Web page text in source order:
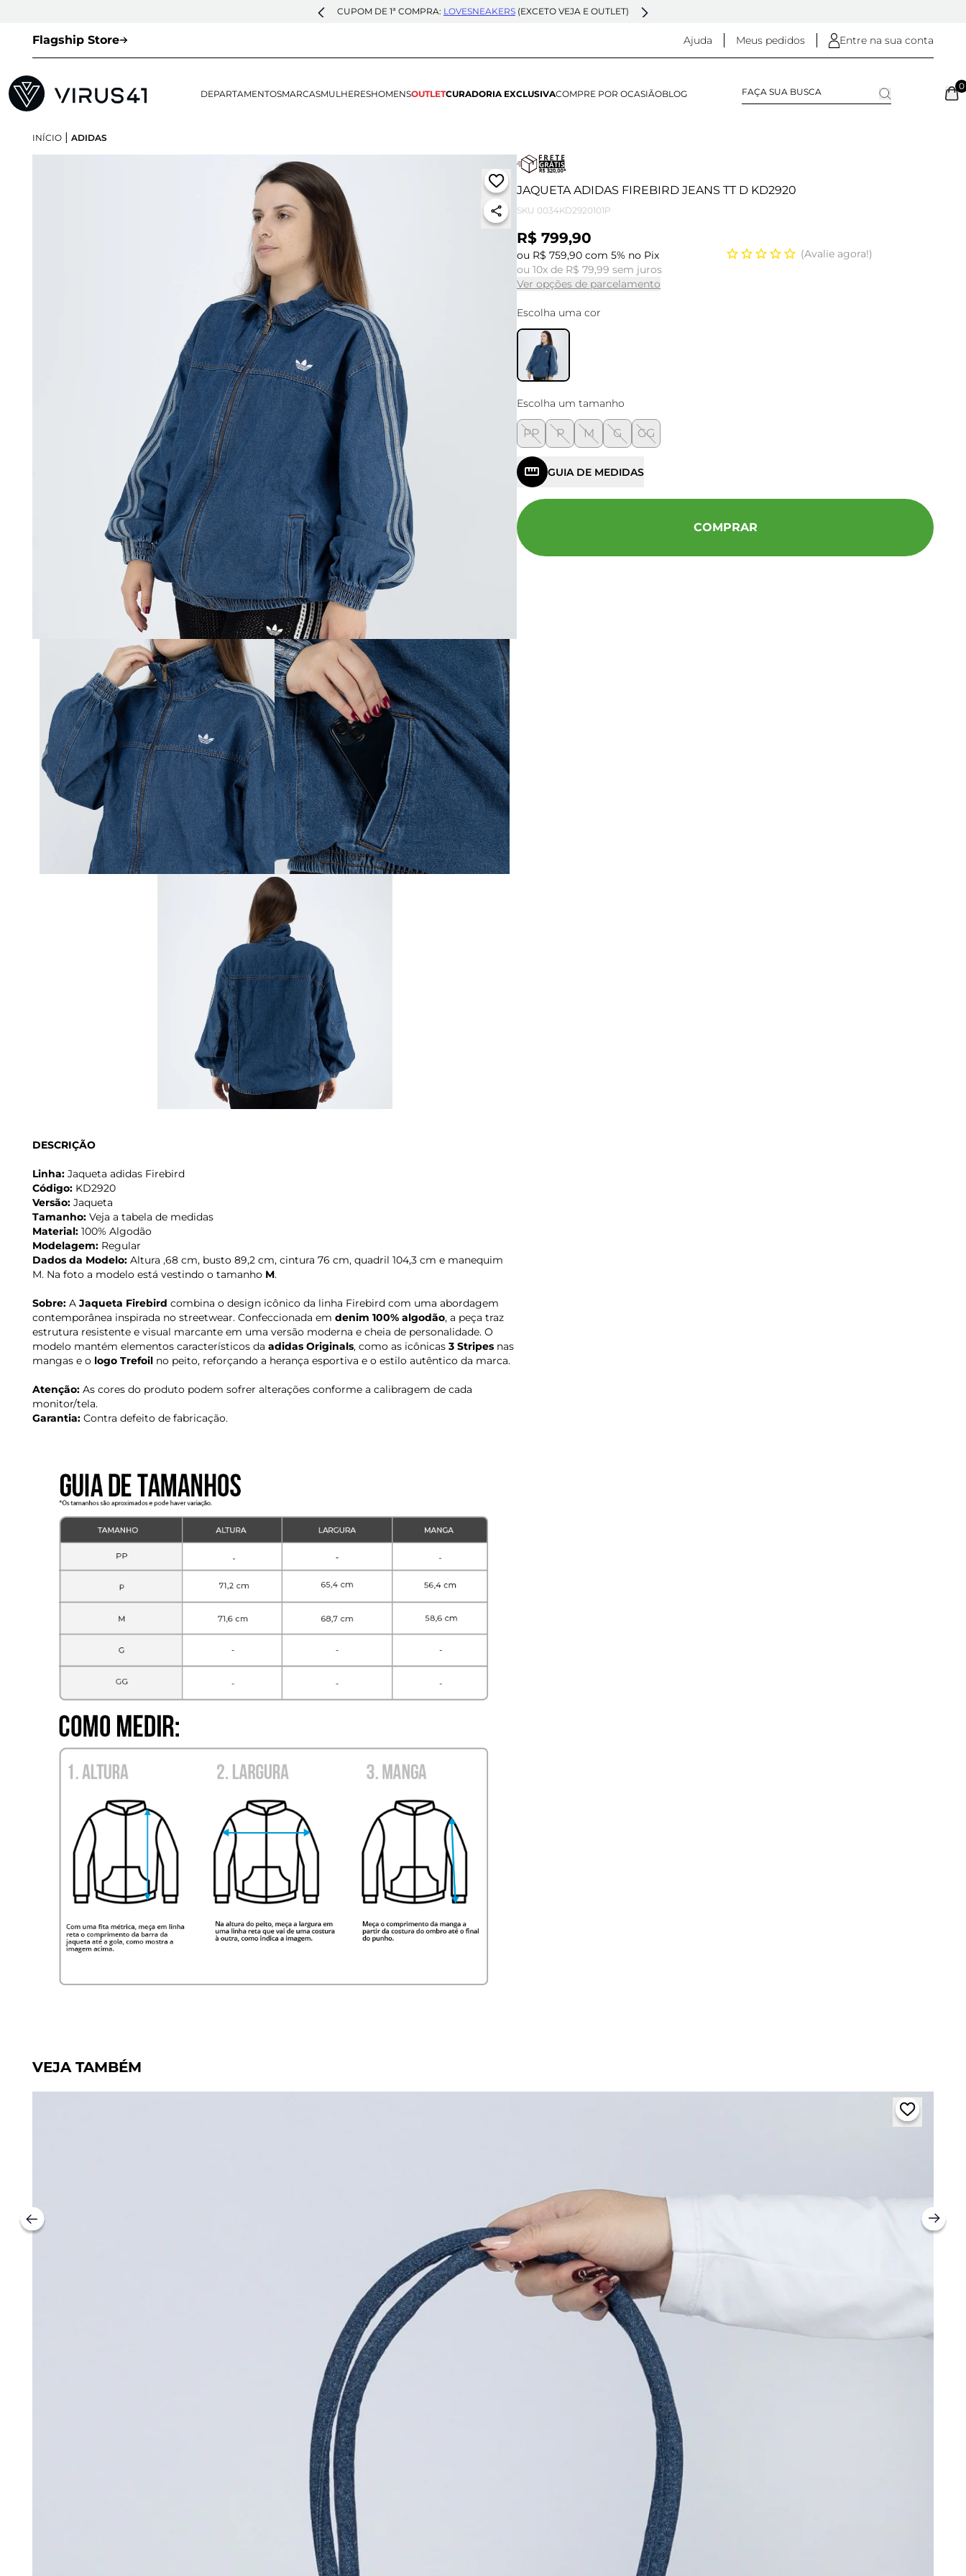
CUPOM DE 1ª COMPRA: LOVESNEAKERS (EXCETO VEJA E OUTLET)
Flagship Store Ajuda Meus pedidos Entre na sua conta
DEPARTAMENTOSMARCASMULHERESHOMENSOUTLETCURADORIA EXCLUSIVACOMPRE POR OCASIÃOBLOG
0
INÍCIO | ADIDAS
DESCRIÇÃO
Linha: Jaqueta adidas Firebird
Código: KD2920
Versão: Jaqueta
Tamanho: Veja a tabela de medidas
Material: 100% Algodão
Modelagem: Regular
Dados da Modelo: Altura ,68 cm, busto 89,2 cm, cintura 76 cm, quadril 104,3 cm e manequim
M. Na foto a modelo está vestindo o tamanho M.
Sobre: A Jaqueta Firebird combina o design icônico da linha Firebird com uma abordagem
contemporânea inspirada no streetwear. Confeccionada em denim 100% algodão, a peça traz
estrutura resistente e visual marcante em uma versão moderna e cheia de personalidade. O
modelo mantém elementos característicos da adidas Originals, como as icônicas 3 Stripes nas
mangas e o logo Trefoil no peito, reforçando a herança esportiva e o estilo autêntico da marca.
Atenção: As cores do produto podem sofrer alterações conforme a calibragem de cada
monitor/tela.
Garantia: Contra defeito de fabricação.
JAQUETA ADIDAS FIREBIRD JEANS TT D KD2920
SKU 0034KD2920101P
R$ 799,90
ou R$ 759,90 com 5% no Pix
ou 10x de R$ 79,99 sem juros
Ver opções de parcelamento
Avalie agora!
Escolha uma cor
Escolha um tamanho
PP P M G GG
GUIA DE MEDIDAS
COMPRAR
VEJA TAMBÉM